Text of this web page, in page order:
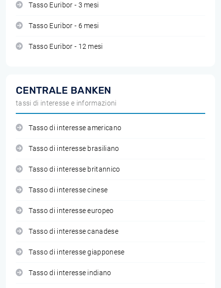
Tasso Euribor - 3 mesi
Tasso Euribor - 6 mesi
Tasso Euribor - 12 mesi
CENTRALE BANKEN
tassi di interesse e informazioni
Tasso di interesse americano
Tasso di interesse brasiliano
Tasso di interesse britannico
Tasso di interesse cinese
Tasso di interesse europeo
Tasso di interesse canadese
Tasso di interesse giapponese
Tasso di interesse indiano